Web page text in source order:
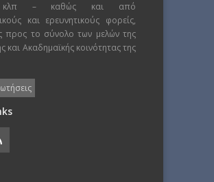
κλπ – καθώς και από
και ερευνητικούς φορείς,
προς το σύνολο των μελών της
και Ακαδημαϊκής κοινότητας της